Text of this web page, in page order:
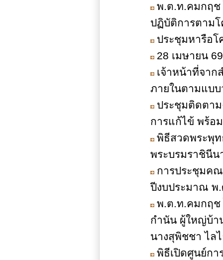
พ.ต.ท.คมกฤช
ปฏิบัติการตามโ
ประชุมหารือโ
28 เมษายน
เจ้าหน้าที่จาก
ภายในตามแบบ
ประชุมติดตา
การแก้ไข้ พร้อ
พิธีสวดพระพุท
พระบรมราชินี
การประชุมคณ
ปีงบประมาณ พ.
พ.ต.ท.คมกฤช
กำนัน ผู้ใหญ่บ้า
นางสุพิชชา ไล
พิธีเปิดศูนย์กา